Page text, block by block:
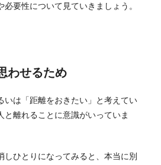
必要性について見ていきましょう。
わせるため
いは「距離をおきたい」と考えてい
と離れることに意識がいっていま
しひとりになってみると、本当に別